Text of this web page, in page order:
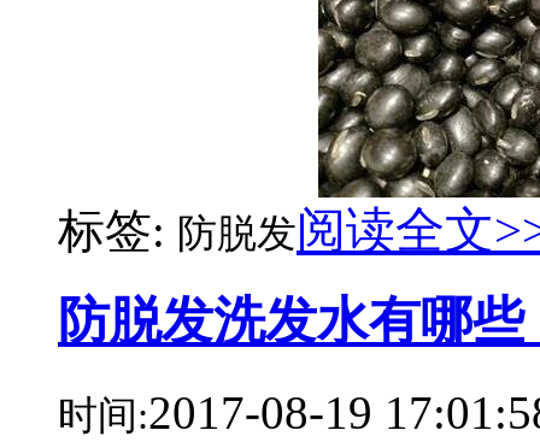
标签: 防脱发阅读全文
防脱发洗发水有哪
时间:2017-08-19